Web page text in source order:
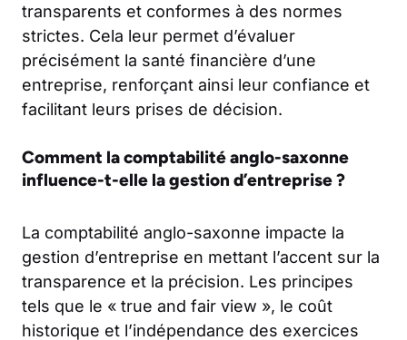
transparents et conformes à des normes
strictes. Cela leur permet d’évaluer
précisément la santé financière d’une
entreprise, renforçant ainsi leur confiance et
facilitant leurs prises de décision.
Comment la comptabilité anglo-saxonne
influence-t-elle la gestion d’entreprise ?
La comptabilité anglo-saxonne impacte la
gestion d’entreprise en mettant l’accent sur la
transparence et la précision. Les principes
tels que le « true and fair view », le coût
historique et l’indépendance des exercices